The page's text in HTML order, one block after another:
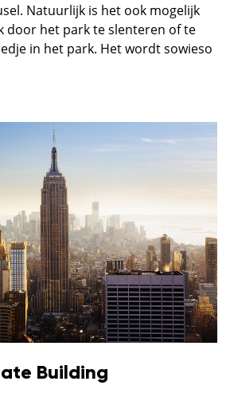
Natuurlijk is het ook mogelijk
door het park te slenteren of te
in het park. Het wordt sowieso
Building